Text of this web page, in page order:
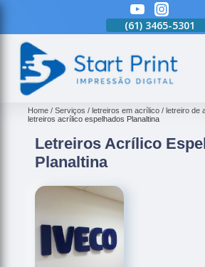
(61) 3465-5301
Home Serviços letreiros em acrílico
letreiro de
letreiros acrílico espelhados Planaltina
Letreiros Acrílico
Planaltina